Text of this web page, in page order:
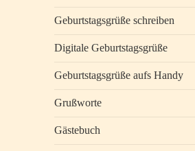
Geburtstagsgrüße schreiben
Digitale Geburtstagsgrüße
Geburtstagsgrüße aufs Handy
Grußworte
Gästebuch